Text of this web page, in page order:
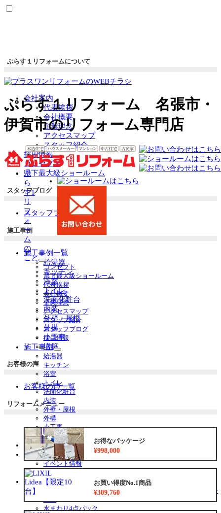
ぷらす１リフォーム 名張市・
伊賀市のリフォーム専門店
ぷ
ら
す1
リ
フ
ォ
ー
ム
の
こと
サ
ブ
メ
ニ
ュ
ー
を
展
開
コンセプト
県下最大級ショールーム
代表挨拶
会社概要
企業理念
アクセスマップ
スタッフ紹介
スタッフブログ
採用情報
施工事例
サ
ブ
ニ
ュ
を
開
給湯器
キッチン
浴室
トイレ
洗面化粧台
内装
外壁・屋根
外構
小工事
増築
お客様の声
イベント・チラシ情報
サ
ブ
メ
ニ
ュ
イベント情報
チラシ情報
お役立ち情報
メ
リフォーム専門店ぷらす１リフォーム 屋根・外壁・水廻り一
新祭
水まわり4点パック
ぷらす１リフォームについて
会社案内
代表挨拶
会社概要
企業理念
アクセスマップ
スタッフ紹介
採用情報
コンセプト
県下最大級ショールーム
スタッフブログ
スタッフブログ一覧
施工事例
施工事例一覧
給湯器
キッチン
浴室
トイレ
洗面化粧台
内装
外壁・屋根
外構
小工事
増築
お客様の声
お客様の声一覧
リフォームメニュー
お得なパッケージ
¥998,000
お買い得度No.1商品
¥309,760